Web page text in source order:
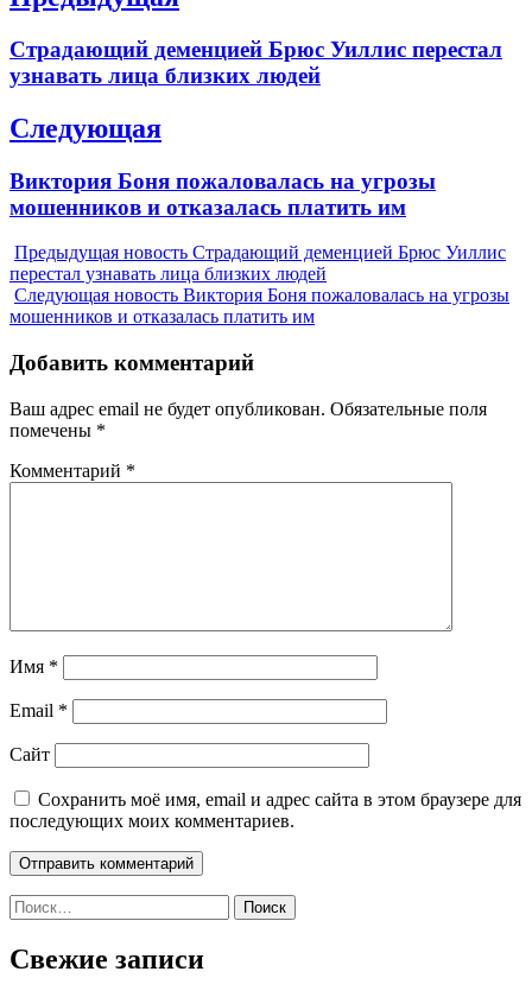
записям
Previous
post:
Страдающий деменцией Брюс Уиллис перестал
узнавать лица близких людей
Следующая
Next
Виктория Боня пожаловалась на угрозы
мошенников и отказалась платить им
Предыдущая новость Страдающий деменцией Брюс Уиллис
перестал узнавать лица близких людей
Следующая новость Виктория Боня пожаловалась на угрозы
мошенников и отказалась платить им
Добавить комментарий
Ваш адрес email не будет опубликован. Обязательные поля
помечены *
Комментарий *
Имя *
Email *
Сайт
Сохранить моё имя, email и адрес сайта в этом браузере для
последующих моих комментариев.
Найти:
Свежие записи